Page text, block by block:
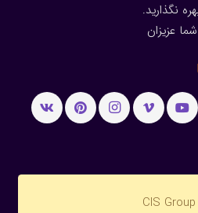
نگذارید.
عزیزان